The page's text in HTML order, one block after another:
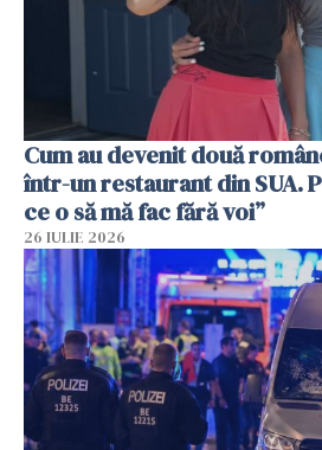
Cum au devenit două
într-un restaurant din SUA.
ce o să mă fac fără voi”
26 IULIE 2026